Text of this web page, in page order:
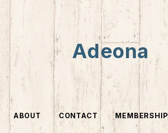
Adeona
ABOUT CONTACT MEMBERSHIP